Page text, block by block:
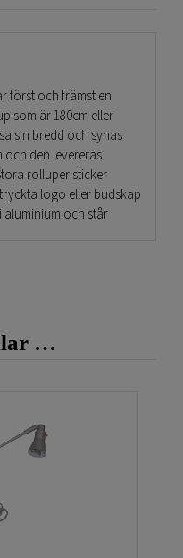
först och främst en
som är 180cm eller
sin bredd och synas
och den levereras
rolluper sticker
logo eller budskap
aluminium och står
dessa stora och
pressväggar. Stor
med en tryckt
rollup!
…